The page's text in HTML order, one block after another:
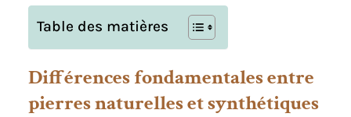
Table des matières
Différences fondamentales entre
pierres naturelles et synthétiques